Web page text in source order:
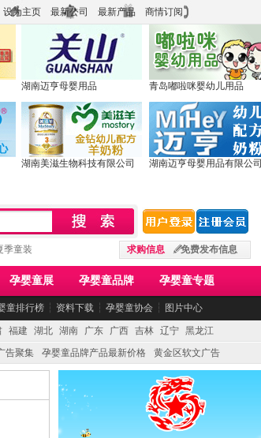
设为主页 最新公司 最新产品 商情订阅
湖南迈亨母婴用品 青岛嘟啦咪婴幼儿用品
湖南美滋生物科技有限公司 湖南迈亨母婴用品有限公司
求购信息 免费发布信息
季童装
孕婴童展 孕婴童品牌 孕婴童专题
童排行榜 ┆ 资料下载 ┆ 孕婴童协会 ┆ 图片中心
福建 湖北 湖南 广东 广西 吉林 辽宁 黑龙江
告聚集 孕婴童品牌产品最新价格 黄金区软文广告